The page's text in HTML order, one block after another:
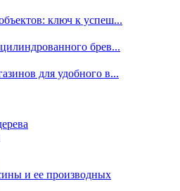
ключ к успеш...
брев...
для удобного в...
и ее производных